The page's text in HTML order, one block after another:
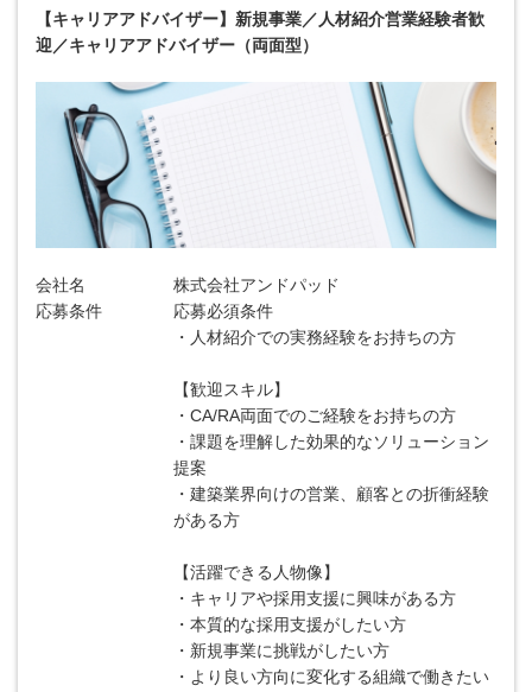
【キャリアアドバイザー】新規事業／人材紹介営業経験者歓
迎／キャリアアドバイザー（両面型）
会社名
株式会社アンドパッド
応募条件
応募必須条件
・人材紹介での実務経験をお持ちの方
【歓迎スキル】
・CA/RA両面でのご経験をお持ちの方
・課題を理解した効果的なソリューション
提案
・建築業界向けの営業、顧客との折衝経験
がある方
【活躍できる人物像】
・キャリアや採用支援に興味がある方
・本質的な採用支援がしたい方
・新規事業に挑戦がしたい方
・より良い方向に変化する組織で働きたい